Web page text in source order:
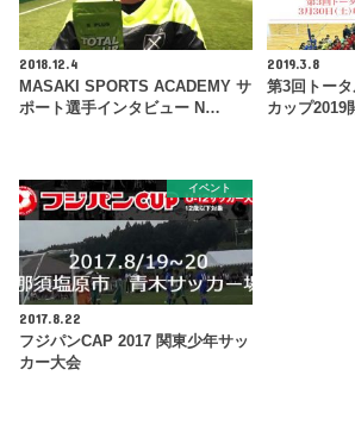
2018.12.4
MASAKI SPORTS ACADEMY サ
ポート選手インタビュー N…
2019.3.8
第3回トー
カップ2019
イベント
2017.8.22
フジパンCAP 2017 関東少年サッ
カー大会